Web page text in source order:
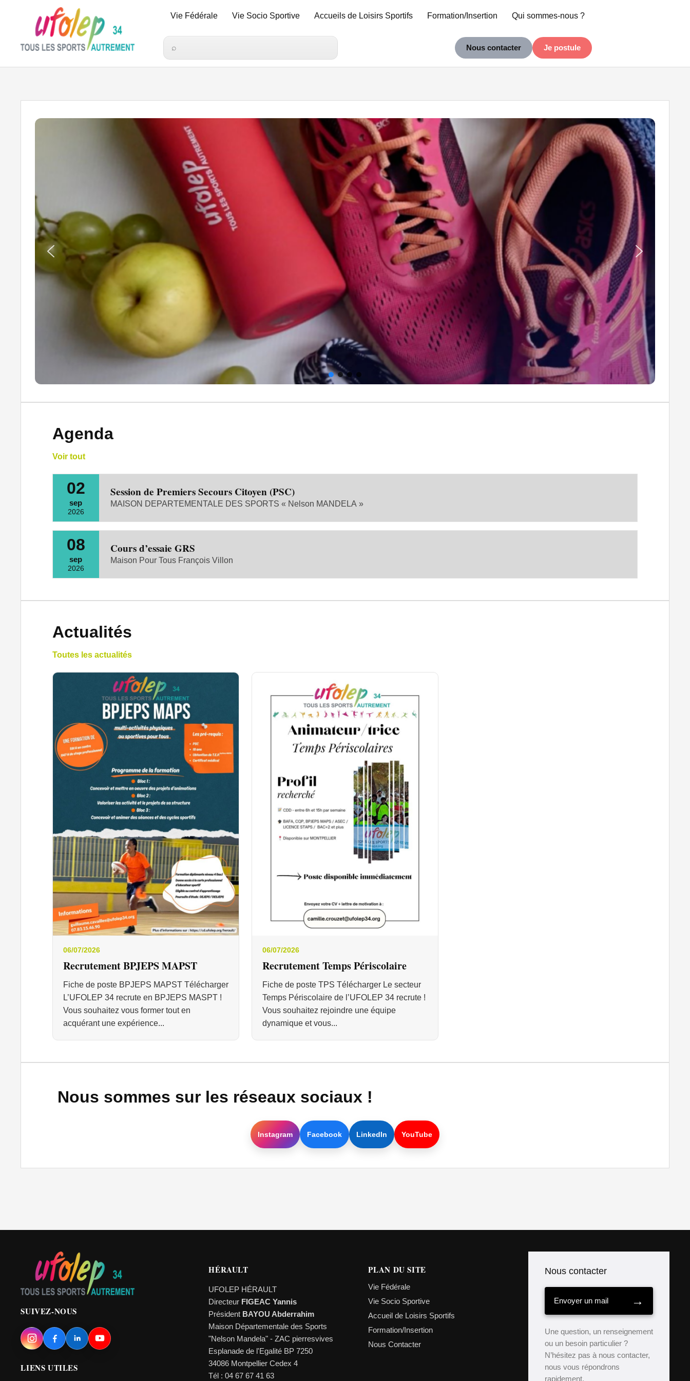
Vie Fédérale Vie Socio Sportive Accueils de Loisirs Sportifs Formation/Insertion Qui sommes-nous ?
Nous contacter Je postule
Agenda
Voir tout
02
sep
2026
Session de Premiers Secours Citoyen (PSC)
MAISON DEPARTEMENTALE DES SPORTS « Nelson MANDELA »
08
sep
2026
Cours d’essaie GRS
Maison Pour Tous François Villon
Actualités
Toutes les actualités
06/07/2026
Recrutement BPJEPS MAPST
Fiche de poste BPJEPS MAPST Télécharger
L’UFOLEP 34 recrute en BPJEPS MASPT !
Vous souhaitez vous former tout en
acquérant une expérience...
06/07/2026
Recrutement Temps Périscolaire
Fiche de poste TPS Télécharger Le secteur
Temps Périscolaire de l’UFOLEP 34 recrute !
Vous souhaitez rejoindre une équipe
dynamique et vous...
Nous sommes sur les réseaux sociaux !
Instagram Facebook LinkedIn YouTube
SUIVEZ-NOUS
LIENS UTILES
HÉRAULT
UFOLEP HÉRAULT
Directeur FIGEAC Yannis
Président BAYOU Abderrahim
Maison Départementale des Sports
"Nelson Mandela" - ZAC pierresvives
Esplanade de l'Egalité BP 7250
34086 Montpellier Cedex 4
Tél : 04 67 67 41 63
PLAN DU SITE
Vie Fédérale
Vie Socio Sportive
Accueil de Loisirs Sportifs
Formation/Insertion
Nous Contacter
Nous contacter
Envoyer un mail →
Une question, un renseignement
ou un besoin particulier ?
N’hésitez pas à nous contacter,
nous vous répondrons
rapidement.